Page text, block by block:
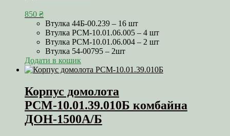
850 ₴
Втулка 44Б-00.239 – 16 шт
Втулка РСМ-10.01.06.005 – 4 шт
Втулка РСМ-10.01.06.004 – 2 шт
Втулка 54-00795 – 2шт
Додати в кошик
Корпус домолота
РСМ-10.01.39.010Б комбайна
ДОН-1500А/Б